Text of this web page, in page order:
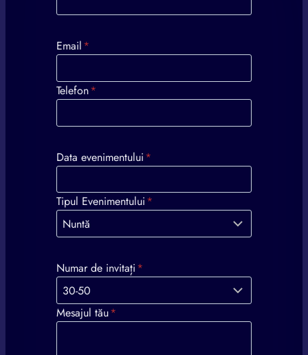
Email*
Telefon*
Data evenimentului*
Tipul Evenimentului*
Numar de invitați*
Mesajul tău*